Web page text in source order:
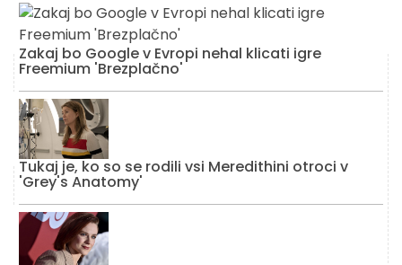
Zakaj bo Google v Evropi nehal klicati igre
Freemium 'Brezplačno'
Tukaj je, ko so se rodili vsi Meredithini otroci v
'Grey's Anatomy'